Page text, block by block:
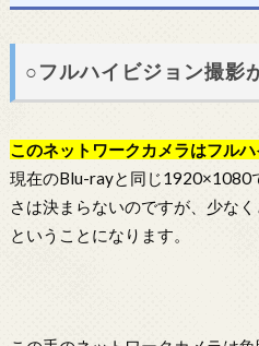
○フルハイビジョン撮影
このネットワークカメラはフルハ
現在のBlu-rayと同じ1920×1080
さは決まらないのですが、少な
ということになります。